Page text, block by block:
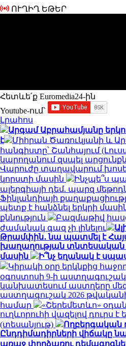
ՈՒՂԻՂ ԵԹԵՐ
Հետևե՛ք Euromedia24-ին
Youtube-ում`
Լրահոս
Արգամ Աբրահամյանը
է
Միհրան Ծառուկյանի և
հանգիստը՝ Շանհայում
կարողանում զսպել
Վարուժը տաղավարում
կորստի մասին
Ինչպե՞ս
ալերգիայի դեմ. պարզ
Ֆինլանդիայի
պետք է հանձնել երկրի
քննություն
Բազմաթիվ
ժամանակ գազ չի լինելու
Թրամփին․ նա պատմել է
խաղաղության տնտեսական
մասին
Ի՞նչ եղանակ է
Կիրակի օրը երկնքից
օգոստոսի 9-ի աստղագուշակ
կանխատեսում աստղերը
աստղագուշակ 2026 թվականի
համար
«Շերեմետևո»
ուղևորուհի վազելով դուրս
(տեսանյութ)
Ողբերգական
Ընդդիմադիրների վիճակը
առաջ փորձառու